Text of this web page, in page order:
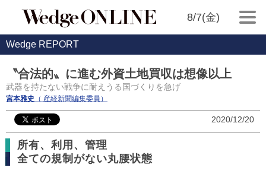
8/7(金)
Wedge REPORT
〝合法的〟に進む外資土地買収は想像以上
武器を持たない戦争に耐えうる国づくりを急げ
宮本雅史 （ 産経新聞編集委員）
2020/12/20
所有、利用、管理
全ての規制がない丸腰状態